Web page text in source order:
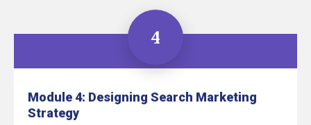
4
Module 4: Designing Search Marketing
Strategy